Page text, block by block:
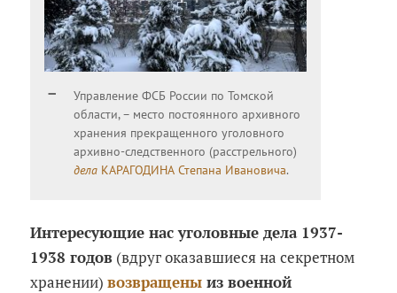
Управление ФСБ России по Томской
области, – место постоянного архивного
хранения прекращенного уголовного
архивно-следственного (расстрельного)
дела КАРАГОДИНА Степана Ивановича.
Интересующие нас уголовные дела 1937-
1938 годов (вдруг оказавшиеся на секретном
хранении)возвращены из военной